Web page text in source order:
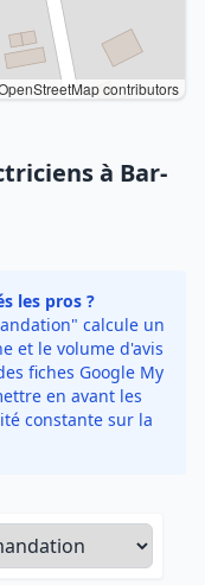
contributors
à Bar-
les pros ?
calcule un
et le volume d'avis
fiches Google My
en avant les
constante sur la